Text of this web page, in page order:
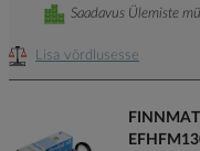
Lisa võrdlusesse
Saadavus Ülemiste